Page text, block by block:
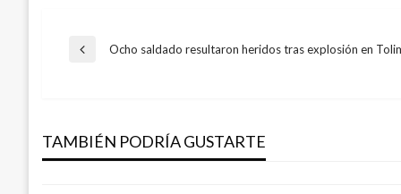
Navegación
entradas
Entrada
Ocho saldado resultaron heridos tras explosión en
TAMBIÉN PODRÍA GUSTARTE
muerte de Soleimani
Manuel Reyes Beltran viernes enero 3, 2020